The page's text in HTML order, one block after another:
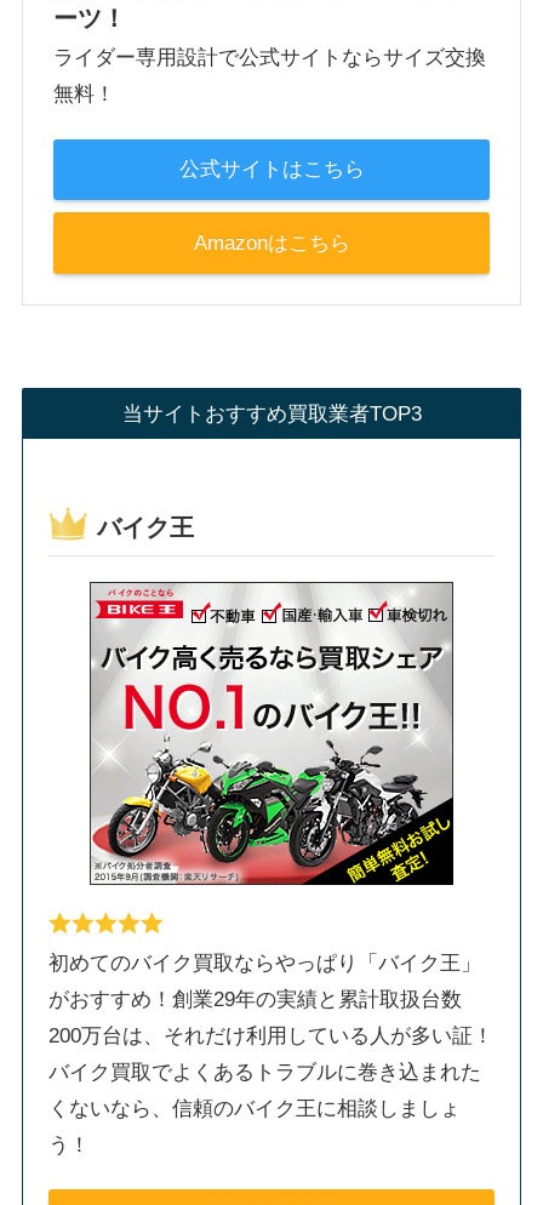
ーツ！
ライダー専用設計で公式サイトならサイズ交換
無料！
公式サイトはこちら
Amazonはこちら
当サイトおすすめ買取業者TOP3
バイク王
初めてのバイク買取ならやっぱり「バイク王」
がおすすめ！創業29年の実績と累計取扱台数
200万台は、それだけ利用している人が多い証！
バイク買取でよくあるトラブルに巻き込まれた
くないなら、信頼のバイク王に相談しましょ
う！